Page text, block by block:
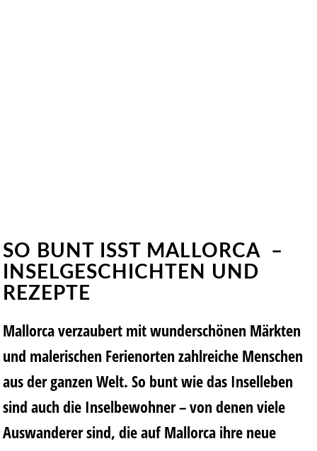
SO BUNT ISST MALLORCA –
INSELGESCHICHTEN UND
REZEPTE
Mallorca verzaubert mit wunderschönen Märkten
und malerischen Ferienorten zahlreiche Menschen
aus der ganzen Welt. So bunt wie das Inselleben
sind auch die Inselbewohner – von denen viele
Auswanderer sind, die auf Mallorca ihre neue